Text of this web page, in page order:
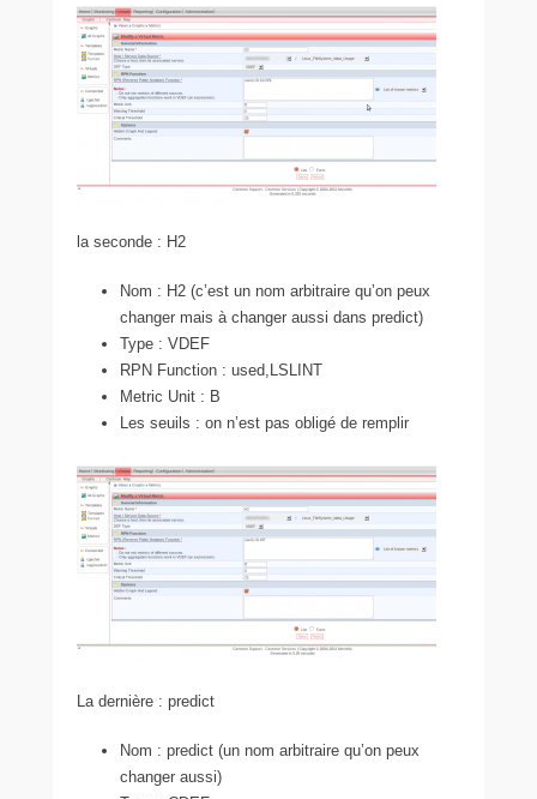
la seconde : H2
Nom : H2 (c’est un nom arbitraire qu’on peux
changer mais à changer aussi dans predict)
Type : VDEF
RPN Function : used,LSLINT
Metric Unit : B
Les seuils : on n’est pas obligé de remplir
La dernière : predict
Nom : predict (un nom arbitraire qu’on peux
changer aussi)